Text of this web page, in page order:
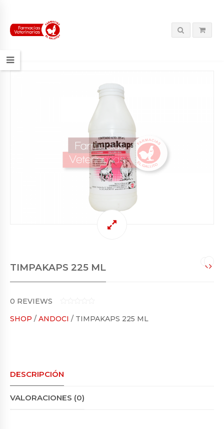
TIMPAKAPS 225 ML
0 REVIEWS
O
SHOP / ANDOCI / TIMPAKAPS 225 ML
DESCRIPCIÓN
VALORACIONES (0)